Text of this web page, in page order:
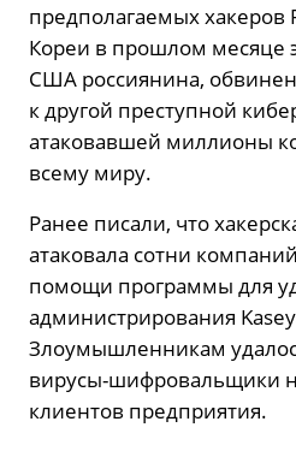
предполагаемых
Кореи в прошлом месяце
США россиянина,
к другой преступной
атаковавшей миллионы
всему миру.
Ранее писали, что
атаковала сотни
помощи программы для
администрирования
Злоумышленникам
вирусы-шифровальщики
клиентов предприятия.